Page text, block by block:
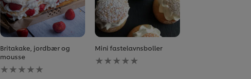
Britakake, jordbær og
mousse
Ingen
vurderinger
Mini fastelavnsboller
Ingen
vurderinger